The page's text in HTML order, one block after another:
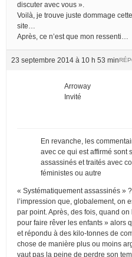
discuter avec vous ».
Voilà, je trouve juste dommage
site…
Après, ce n’est que mon ressenti…
23 septembre 2014 à 10 h 53 min
Arroway
Invité
En revanche, les
avec ce qui est affirmé sont
assassinés et traités avec
féministes ou autre
« Systématiquement assassinés »
l’impression que, globalement, on
par point. Après, des fois, quand
pour faire rêver les enfants » alors
et répondu à des kilo-tonnes de
chose de manière plus ou moins
vaut pas la peine de perdre son